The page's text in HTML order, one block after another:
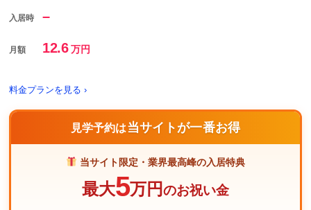
入居時 –
月額 12.6万円
料金プランを見る ›
見学予約は当サイトが一番お得
当サイト限定・業界最高峰の入居特典
最大5万円のお祝い金